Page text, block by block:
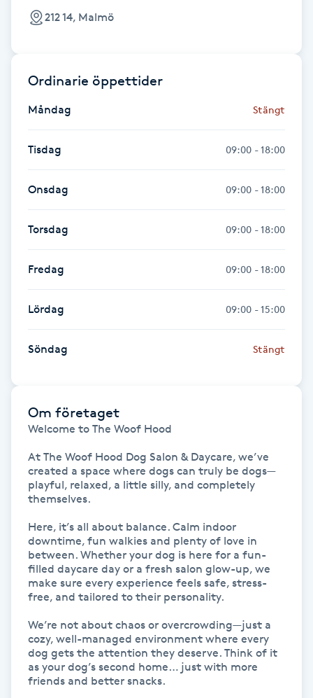
Gruppträning
Herrklippning
Hollywood Peel
Hot Stone Massage
Hudföryngring
Huduppstramning
Hyaluronsyra
Hyperhidros
Hypnos
Hårborttagning
212 14, Malmö
Ordinarie öppettider
Måndag Stängt
Tisdag 09:00 - 18:00
Onsdag 09:00 - 18:00
Torsdag 09:00 - 18:00
Fredag 09:00 - 18:00
Lördag 09:00 - 15:00
Söndag Stängt
Om företaget
Welcome to The Woof Hood
At The Woof Hood Dog Salon & Daycare, we’ve
created a space where dogs can truly be dogs—
playful, relaxed, a little silly, and completely
themselves.
Here, it’s all about balance. Calm indoor
downtime, fun walkies and plenty of love in
between. Whether your dog is here for a fun-
filled daycare day or a fresh salon glow-up, we
make sure every experience feels safe, stress-
free, and tailored to their personality.
We’re not about chaos or overcrowding—just a
cozy, well-managed environment where every
dog gets the attention they deserve. Think of it
as your dog’s second home… just with more
friends and better snacks.